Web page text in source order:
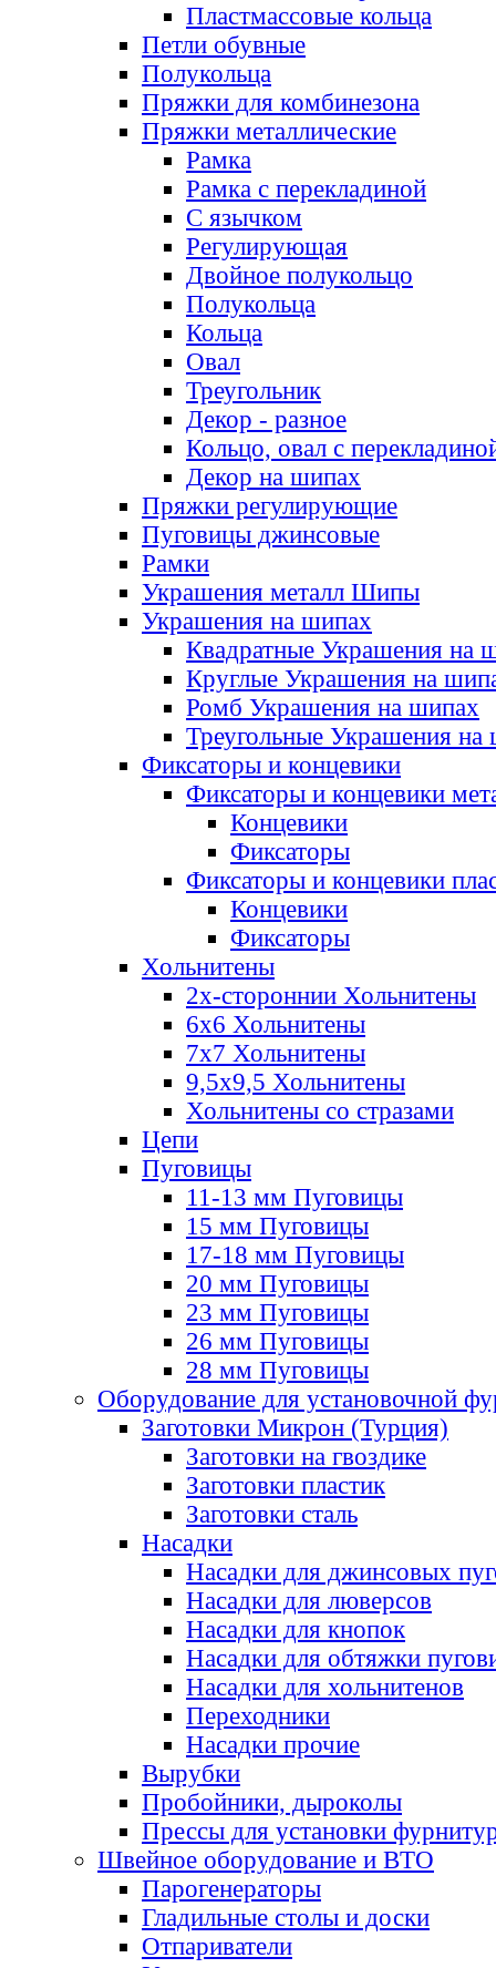
Пластмассовые кольца
Петли обувные
Полукольца
Пряжки для комбинезона
Пряжки металлические
Рамка
Рамка с перекладиной
С язычком
Регулирующая
Двойное полукольцо
Полукольца
Кольца
Овал
Треугольник
Декор - разное
Кольцо, овал с
Декор на шипах
Пряжки регулирующие
Пуговицы джинсовые
Рамки
Украшения металл Шипы
Украшения на шипах
Квадратные Украшения на
Круглые Украшения на
Ромб Украшения на шипах
Треугольные Украшения на
Фиксаторы и концевики
Фиксаторы и концевики
Концевики
Фиксаторы
Фиксаторы и концевики
Концевики
Фиксаторы
Хольнитены
2х-стороннии Хольнитены
6х6 Хольнитены
7х7 Хольнитены
9,5х9,5 Хольнитены
Хольнитены со стразами
Цепи
Пуговицы
11-13 мм Пуговицы
15 мм Пуговицы
17-18 мм Пуговицы
20 мм Пуговицы
23 мм Пуговицы
26 мм Пуговицы
28 мм Пуговицы
Оборудование для установочной
Заготовки Микрон (Турция)
Заготовки на гвоздике
Заготовки пластик
Заготовки сталь
Насадки
Насадки для джинсовых
Насадки для люверсов
Насадки для кнопок
Насадки для обтяжки
Насадки для хольнитенов
Переходники
Насадки прочие
Вырубки
Пробойники, дыроколы
Прессы для установки
Швейное оборудование и ВТО
Парогенераторы
Гладильные столы и доски
Отпариватели